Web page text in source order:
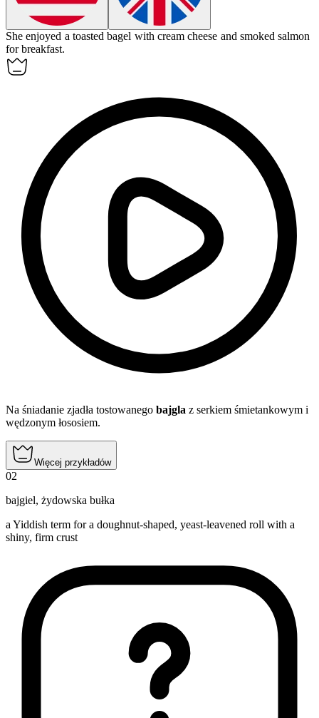
She enjoyed a toastedbagel with cream cheese and smoked salmon
for breakfast.
Na śniadanie zjadła tostowanego bajgla z serkiem śmietankowym i
wędzonym łososiem.
Więcej przykładów
02
bajgiel, żydowska bułka
a Yiddish term for a doughnut-shaped, yeast-leavened roll with a
shiny, firm crust